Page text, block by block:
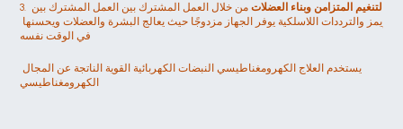
3. التنغيم المتزامن وبناء العضلات
من خلال العمل المشترك بين العمل المشترك بين
في الوقت نفسه
يستخدم العلاج الكهرومغناطيسي النبضات الكهربائية القوية الناتجة عن المجال
الكهرومغناطيسي